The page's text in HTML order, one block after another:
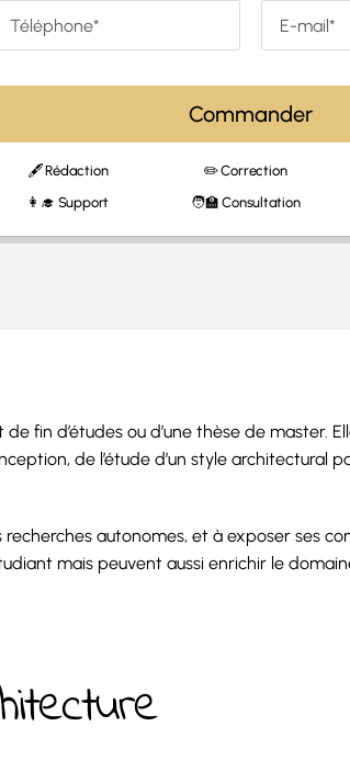
Commander
🖋 Rédaction ✏️ Correction
👩‍🎓 Support
🧑‍🏫 Consultation
fin d’études ou d’une thèse de master.
de l’étude d’un style architectural
autonomes, et à exposer ses
mais peuvent aussi enrichir le